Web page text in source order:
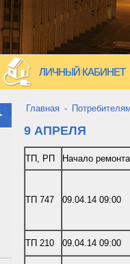
ЛИЧНЫЙ КАБИНЕТ
Главная -
9 АПРЕЛЯ
ТП, РП Начало ремонта
ТП 747 09.04.14 09:00
ТП 210 09.04.14 09:00